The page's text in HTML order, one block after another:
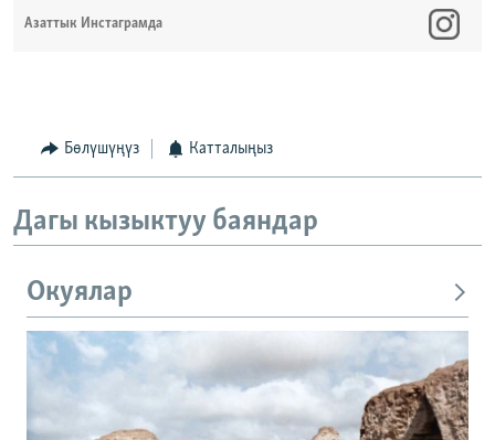
Азаттык Инстаграмда
Бөлүшүңүз Катталыңыз
Дагы кызыктуу баяндар
Окуялар